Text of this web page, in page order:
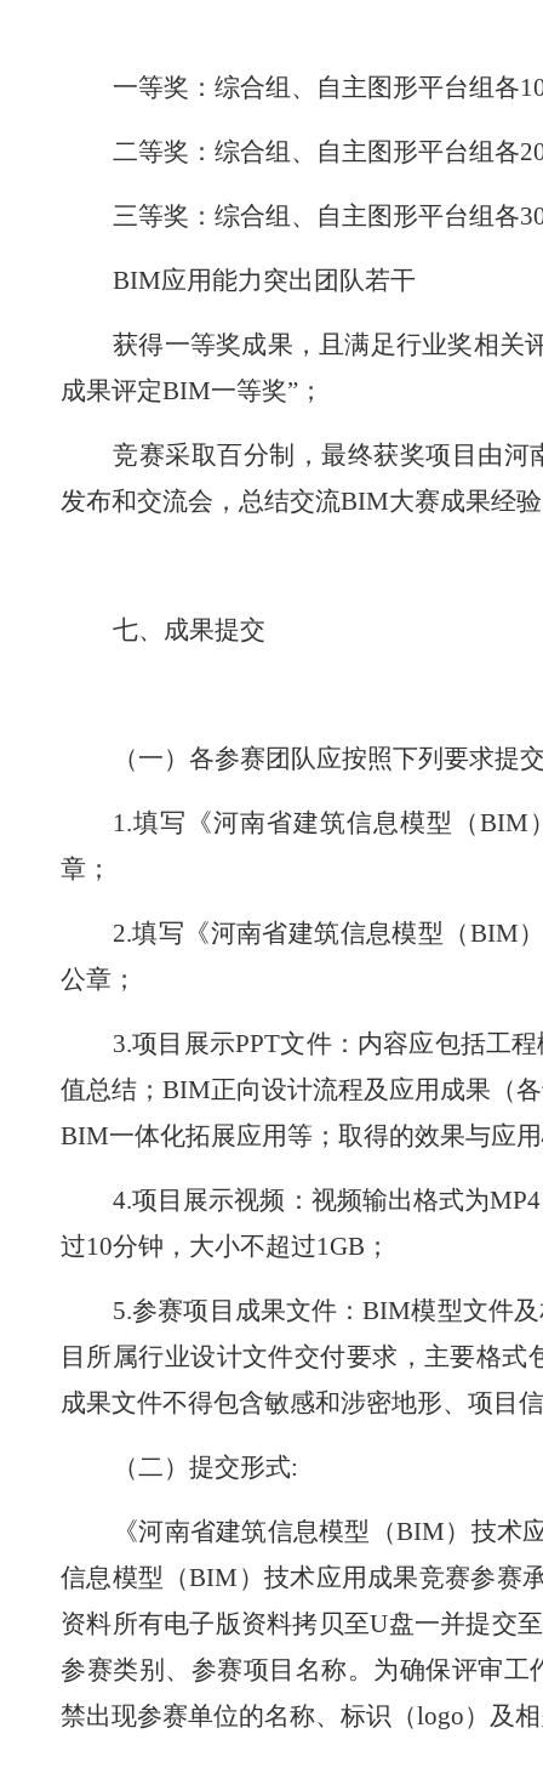
一等奖：综合组、自主图形平台组各
二等奖：综合组、自主图形平台组各
三等奖：综合组、自主图形平台组各
BIM应用能力突出团队若干
获得一等奖成果，且满足行业奖相关
成果评定BIM一等奖”；
竞赛采取百分制，最终获奖项目由
发布和交流会，总结交流BIM大赛成果经
七、成果提交
（一）各参赛团队应按照下列要求提
1.填写《河南省建筑信息模型（BIM
章；
2.填写《河南省建筑信息模型（BIM
公章；
3.项目展示PPT文件：内容应包括工
值总结；BIM正向设计流程及应用成果（
BIM一体化拓展应用等；取得的效果与应
4.项目展示视频：视频输出格式为MP4
过10分钟，大小不超过1GB ；
5.参赛项目成果文件：BIM模型文件
目所属行业设计文件交付要求，主要格式
成果文件不得包含敏感和涉密地形、项目
（二）提交形式:
《河南省建筑信息模型（BIM）技术
信息模型（BIM ）技术应用成果竞赛参赛
资料所有电子版资料拷贝至U盘一并提交
参赛类别、参赛项目名称。为确保评审
禁出现参赛单位的名称、标识（logo）及